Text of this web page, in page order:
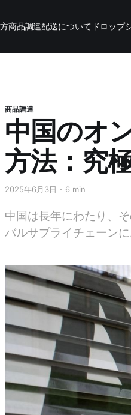
商品調達配送について ドロップ
商品調達
中国のオ
方法：究
2025年6月3日 6 min
中国は長年にわたり、
バルサプライチェーン